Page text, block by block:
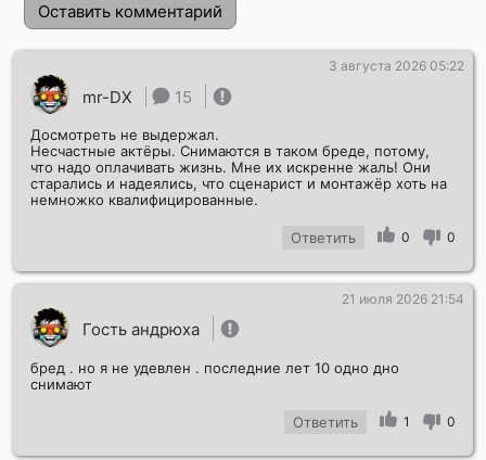
Оставить комментарий
Отправить!
mr-DX 15
3 августа 2026 05:22
Досмотреть не выдержал.
Несчастные актёры. Снимаются в таком бреде, потому,
что надо оплачивать жизнь. Мне их искренне жаль! Они
старались и надеялись, что сценарист и монтажёр хоть на
немножко квалифицированные.
Ответить 0 0
Гость андрюха
21 июля 2026 21:54
бред . но я не удевлен . последние лет 10 одно дно
снимают
Ответить 1 0